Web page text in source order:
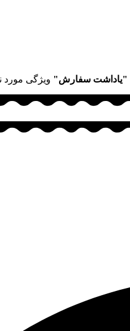
"یاداشت سفارش" ویژگی مورد